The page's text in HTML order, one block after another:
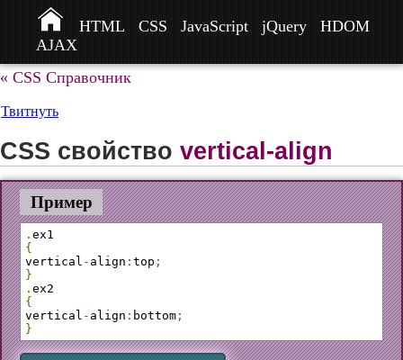
HTML CSS JavaScript jQuery
HDOM
AJAX
« CSS Справочник
Твитнуть
CSS свойство vertical-align
Пример
.
{
vertical - align : top ;
}
.
{
vertical - align : bottom ;
}